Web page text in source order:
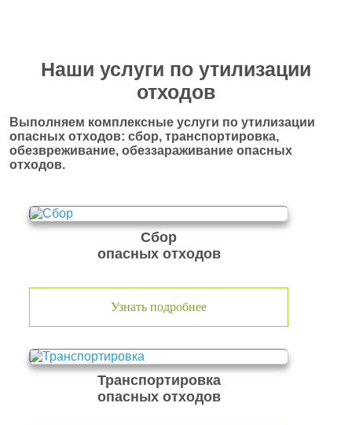
Наши услуги по утилизации
отходов
Выполняем комплексные услуги по утилизации
опасных отходов: сбор, транспортировка,
обезвреживание, обеззараживание опасных
отходов.
Сбор
опасных отходов
Узнать подробнее
Транспортировка
опасных отходов